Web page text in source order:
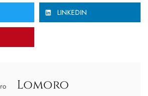
LINKEDIN
Lomoro